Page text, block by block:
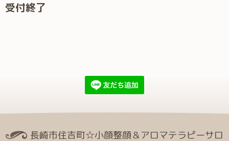
受付終了
長崎市住吉町☆小顔整顔＆アロマテラピーサロ